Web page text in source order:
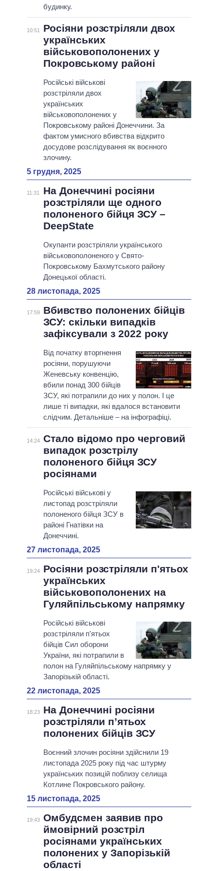
будинку.
10:51
Росіяни розстріляли двох
українських
військовополонених у
Покровському районі
Російські військові
розстріляли двох
українських
військовополонених у
Покровському районі Донеччини. За
фактом умисного вбивства відкрито
досудове розслідування як воєнного
злочину.
5 грудня, 2025
11:31
На Донеччині росіяни
розстріляли ще одного
полоненого бійця ЗСУ –
DeepState
Окупанти розстріляли українського
військовополоненого у Свято-
Покровському Бахмутського району
Донецької області.
28 листопада, 2025
17:59
Вбивство полонених бійців
ЗСУ: скільки випадків
зафіксували з 2022 року
Від початку вторгнення
росіяни, порушуючи
Женевську конвенцію,
вбили понад 300 бійців
ЗСУ, які потрапили до них у полон. І це
лише ті випадки, які вдалося встановити
слідчим. Детальніше – на інфографіці.
14:24 Стало відомо про черговий
випадок розстрілу
полоненого бійця ЗСУ
росіянами
Російські військові у
листопад розстріляли
полоненого бійця ЗСУ в
районі Гнатівки на
Донеччині.
27 листопада, 2025
19:24
Росіяни розстріляли п'ятьох
українських
військовополонених на
Гуляйпільському напрямку
Російські військові
розстріляли п'ятьох
бійців Сил оборони
України, які потрапили в
полон на Гуляйпільському напрямку у
Запорізькій області.
22 листопада, 2025
18:23
На Донеччині росіяни
розстріляли п’ятьох
полонених бійців ЗСУ
Воєнний злочин росіяни здійснили 19
листопада 2025 року під час штурму
українських позицій поблизу селища
Котлине Покровського району.
15 листопада, 2025
19:43 Омбудсмен заявив про
ймовірний розстріл
росіянами українських
полонених у Запорізькій
області